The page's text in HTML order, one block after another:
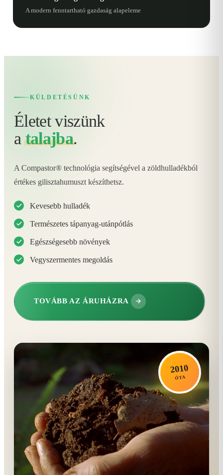
A modern fenntartható gazdaság alapeleme
KÜLDETÉSÜNK
Életet viszünk
atalajba.
A Compastor® technológia segítségével a zöldhulladékból
értékes gilisztahumuszt készíthetsz.
Kevesebb hulladék
Természetes tápanyag-utánpótlás
Egészségesebb növények
Vegyszermentes megoldás
TOVÁBB AZ ÁRUHÁZRA
2010
ÓTA